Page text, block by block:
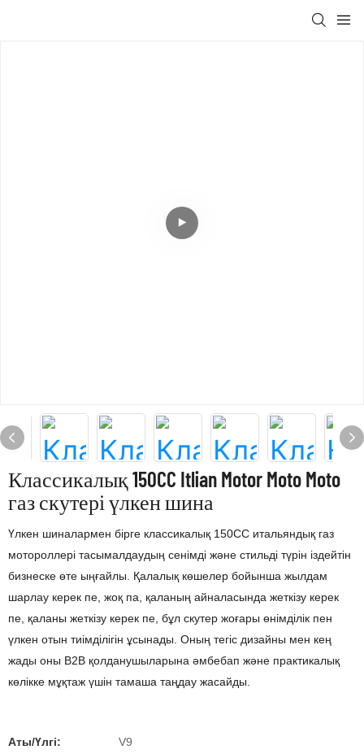
Классикалық 150CC Itlian Motor Moto Moto
газ скутері үлкен шина
Үлкен шиналармен бірге классикалық 150CC итальяндық газ
мотороллері тасымалдаудың сенімді және стильді түрін іздейтін
бизнеске өте ыңғайлы. Қалалық көшелер бойынша жылдам
шарлау керек пе, жоқ па, қаланың айналасында жеткізу керек
пе, қаланы жеткізу керек пе, бұл скутер жоғары өнімділік пен
үлкен отын тиімділігін ұсынады. Оның тегіс дизайны мен кең
жады оны В2В қолданушыларына әмбебап және практикалық
көлікке мұқтаж үшін тамаша таңдау жасайды.
Аты/Үлгі: V9